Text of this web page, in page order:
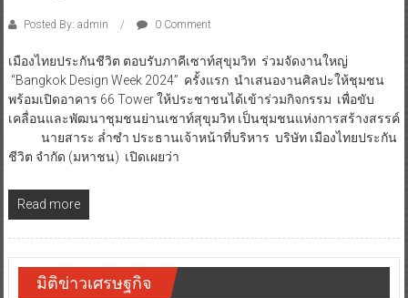
Posted By: admin 0 Comment
เมืองไทยประกันชีวิต ตอบรับภาคีเซาท์สุขุมวิท ร่วมจัดงานใหญ่
“Bangkok Design Week 2024” ครั้งแรก นำเสนองานศิลปะให้ชุมชน
พร้อมเปิดอาคาร 66 Tower ให้ประชาชนได้เข้าร่วมกิจกรรม เพื่อขับ
เคลื่อนและพัฒนาชุมชนย่านเซาท์สุขุมวิท เป็นชุมชนแห่งการสร้างสรรค์
นายสาระ ล่ำซำ ประธานเจ้าหน้าที่บริหาร บริษัท เมืองไทยประกัน
ชีวิต จำกัด (มหาชน) เปิดเผยว่า
Read more
มิติข่าวเศรษฐกิจ